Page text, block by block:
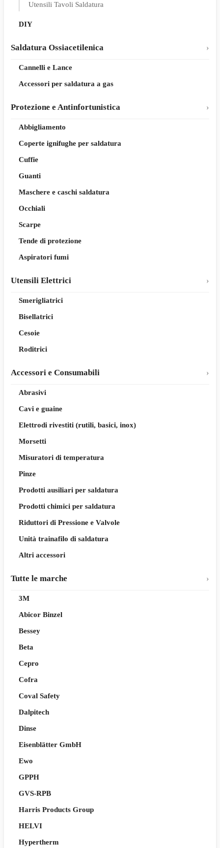
Utensili Tavoli Saldatura
DIY
Saldatura Ossiacetilenica
Cannelli e Lance
Accessori per saldatura a gas
Protezione e Antinfortunistica
Abbigliamento
Coperte ignifughe per saldatura
Cuffie
Guanti
Maschere e caschi saldatura
Occhiali
Scarpe
Tende di protezione
Aspiratori fumi
Utensili Elettrici
Smerigliatrici
Bisellatrici
Cesoie
Roditrici
Accessori e Consumabili
Abrasivi
Cavi e guaine
Elettrodi rivestiti (rutili, basici, inox)
Morsetti
Misuratori di temperatura
Pinze
Prodotti ausiliari per saldatura
Prodotti chimici per saldatura
Riduttori di Pressione e Valvole
Unità trainafilo di saldatura
Altri accessori
Tutte le marche
3M
Abicor Binzel
Bessey
Beta
Cepro
Cofra
Coval Safety
Dalpitech
Dinse
Eisenblätter GmbH
Ewo
GPPH
GVS-RPB
Harris Products Group
HELVI
Hypertherm